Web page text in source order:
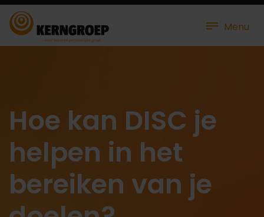
Menu
Hoe kan DISC je
helpen in het
bereiken van je